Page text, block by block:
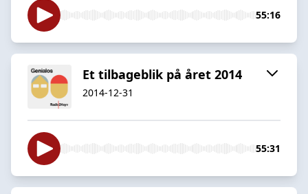
55:16
Et tilbageblik på året 2014
2014-12-31
55:31